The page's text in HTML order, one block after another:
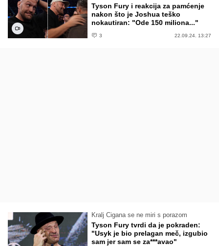
Tyson Fury i reakcija za pamćenje
nakon što je Joshua teško
nokautiran: "Ode 150 miliona..."
3 22.09.24. 13:27
Kralj Cigana se ne miri s porazom
Tyson Fury tvrdi da je pokraden:
"Usyk je bio prelagan meč, izgubio
sam jer sam se za***avao"